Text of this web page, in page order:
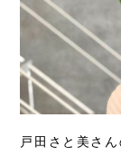
戸田さと美さ